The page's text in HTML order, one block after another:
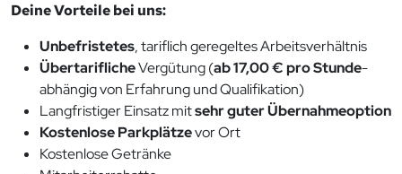
Deine Vorteile bei uns:
Unbefristetes, tariflich geregeltes Arbeitsverhältnis
ÜbertariflicheVergütung (ab 17,00 € pro Stunde-
abhängig von Erfahrung und Qualifikation)
Langfristiger Einsatz mitsehr guter Übernahmeoption
Kostenlose Parkplätzevor Ort
Kostenlose Getränke